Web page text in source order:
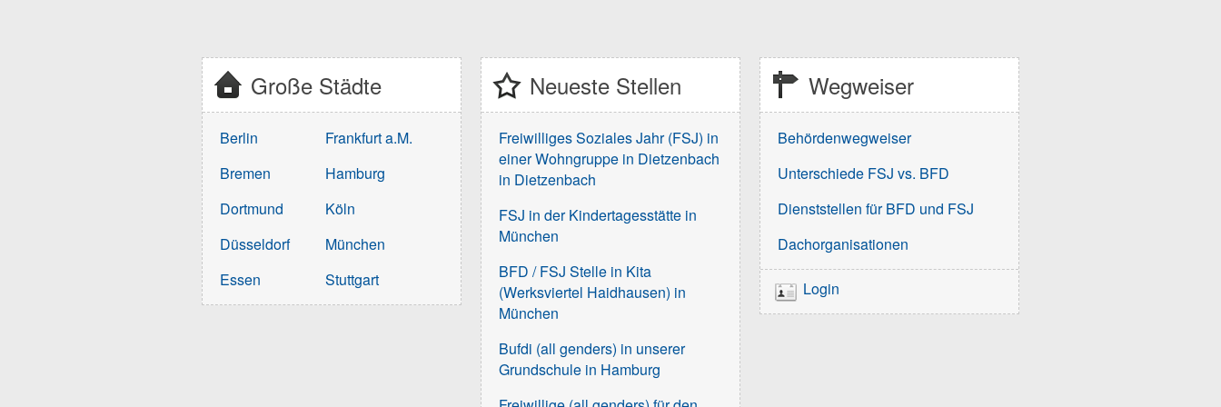
Große Städte
Berlin
Bremen
Dortmund
Düsseldorf
Essen
Frankfurt a.M.
Hamburg
Köln
München
Stuttgart
Neueste Stellen
Freiwilliges Soziales Jahr (FSJ) in
einer Wohngruppe in Dietzenbach
in Dietzenbach
FSJ in der Kindertagesstätte in
München
BFD / FSJ Stelle in Kita
(Werksviertel Haidhausen) in
München
Bufdi (all genders) in unserer
Grundschule in Hamburg
Wegweiser
Behördenwegweiser
Unterschiede FSJ vs. BFD
Dienststellen für BFD und FSJ
Dachorganisationen
Login